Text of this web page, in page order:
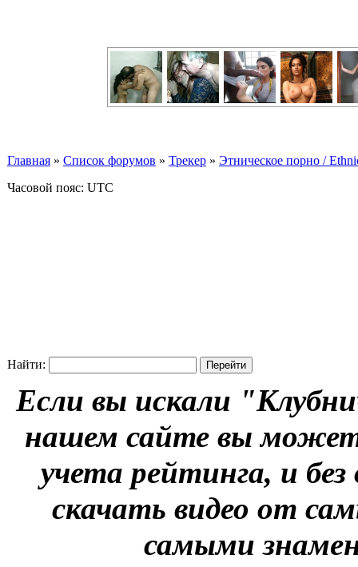
Главная » Список форумов » Трекер » Этническое порно /
Часовой пояс: UTC
Найти:
Если вы искали
нашем сайте вы
учета рейтинга, и
скачать видео от
самыми